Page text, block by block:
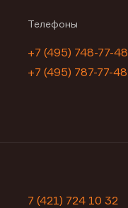
Телефоны
+7 (495) 748-77-48
+7 (495) 787-77-48
7 (421) 724 10 32